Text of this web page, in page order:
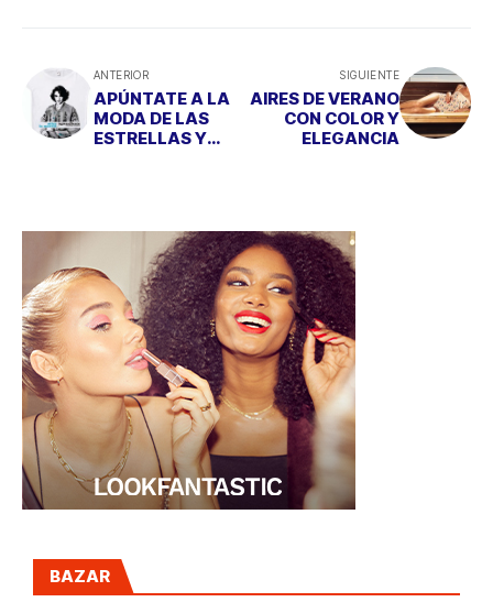
ANTERIOR
APÚNTATE A LA
MODA DE LAS
ESTRELLAS Y
SIGUIENTE
AIRES DE VERANO
CON COLOR Y
ELEGANCIA
BAZAR